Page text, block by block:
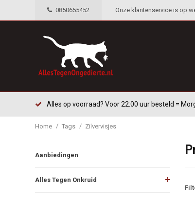
0850655452 Onze klantenservice is op
Alles op voorraad? Voor 22:00 uur besteld =
Home / Tags / Zilvervisjes
Aanbiedingen
Alles Tegen Onkruid